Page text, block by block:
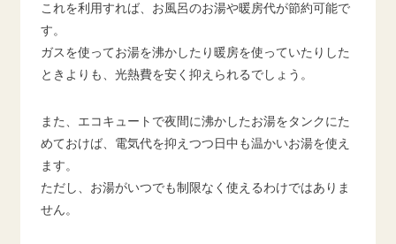
これを利用すれば、お風呂のお湯や暖房代が節約可能で
す。
ガスを使ってお湯を沸かしたり暖房を使っていたりした
ときよりも、光熱費を安く抑えられるでしょう。
また、エコキュートで夜間に沸かしたお湯をタンクにた
めておけば、電気代を抑えつつ日中も温かいお湯を使え
ます。
ただし、お湯がいつでも制限なく使えるわけではありま
せん。